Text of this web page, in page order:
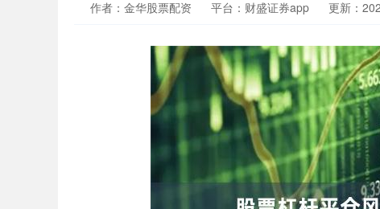
作者：金华股票配资 平台：财盛证券app 更新：